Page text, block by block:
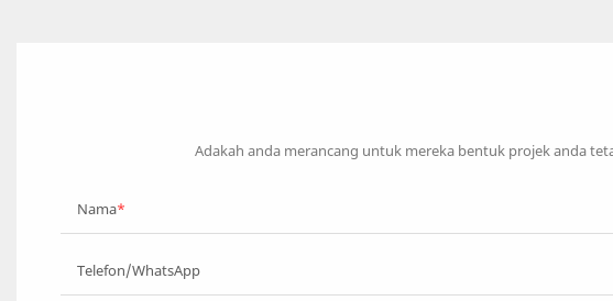
Adakah anda merancang untuk mereka bentuk projek anda
Nama
Telefon/WhatsApp